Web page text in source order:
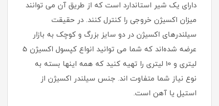
دارای یک شیر استاندارد است که از طریق آن می توانند
میزان اکسیژن خروجی را کنترل کنند. در حقیقت
سیلندرهای اکسیژن در دو سایز بزرگ و کوچک به بازار
عرضه شده‌اند که شما می توانید انواع کپسول اکسیژن 5
لیتری و 10 لیتری را تهیه کنید که همه اینها بسته به
نوع نیاز شما متفاوت اند. جنس سیلندر اکسیژن از
استیل یا آهن است.